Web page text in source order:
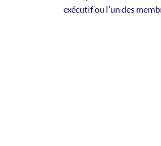
exécutif ou l’un des